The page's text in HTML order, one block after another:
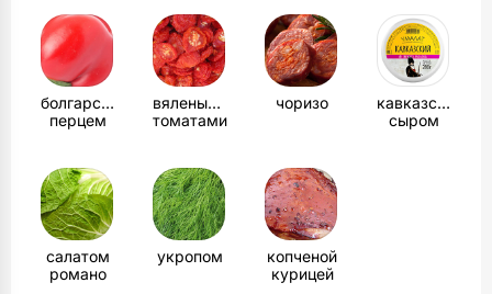
болгарским
перцем
вялеными
томатами
чоризо
кавказским
сыром
салатом
романо
укропом
копченой
курицей